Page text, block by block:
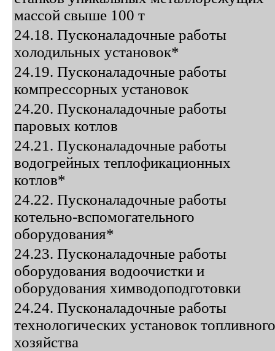
массой свыше 100 т
24.18. Пусконаладочные работы
холодильных установок*
24.19. Пусконаладочные работы
компрессорных установок
24.20. Пусконаладочные работы
паровых котлов
24.21. Пусконаладочные работы
водогрейных теплофикационных
котлов*
24.22. Пусконаладочные работы
котельно-вспомогательного
оборудования*
24.23. Пусконаладочные работы
оборудования водоочистки и
оборудования химводоподготовки
24.24. Пусконаладочные работы
технологических установок топливного
хозяйства